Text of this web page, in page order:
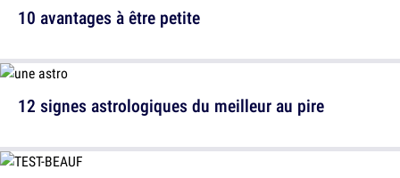
10 avantages à être petite
12 signes astrologiques du meilleur au pire